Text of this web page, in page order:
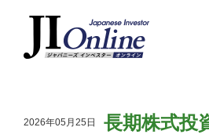
2026年05月25日 長期株式投